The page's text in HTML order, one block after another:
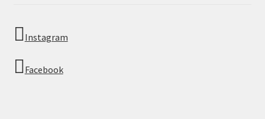
Instagram
Facebook